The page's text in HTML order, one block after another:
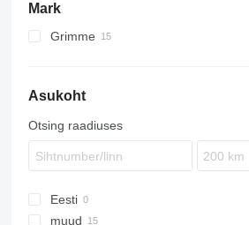
Mark
Grimme
Asukoht
Otsing raadiuses
Eesti
muud